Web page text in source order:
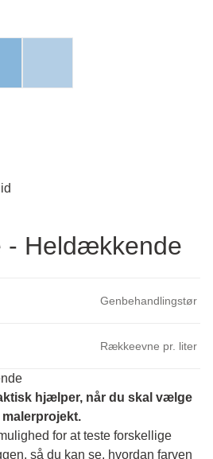
- Heldækkende
Genbehandlingstør
Rækkeevne pr. liter
hjælper, når du skal vælge
for at teste forskellige
så du kan se, hvordan farven